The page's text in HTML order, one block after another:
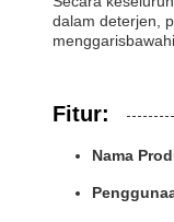
dalam deterjen,
Fitur:
Nama